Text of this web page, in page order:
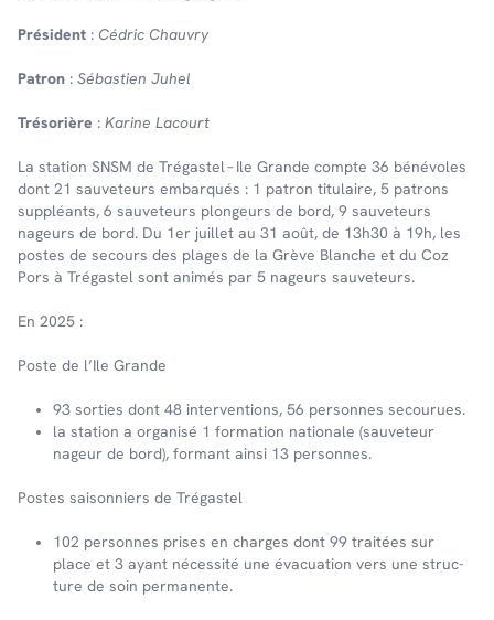
Président : Cédric Chauvry
Patron : Sébastien Juhel
Trésorière : Karine Lacourt
La station SNSM de Trégas­tel – Ile Grande compte 36 béné­voles
dont 21 sauve­teurs embarqués : 1 patron titu­laire, 5 patrons
suppléants, 6 sauve­teurs plon­geurs de bord, 9 sauve­teurs
nageurs de bord. Du 1er juillet au 31 août, de 13h30 à 19h, les
postes de secours des plages de la Grève Blanche et du Coz
Pors à Trégas­tel sont animés par 5 nageurs sauve­teurs.
En 2025 :
Poste de l’Ile Grande
93 sorties dont 48 interventions, 56 personnes secou­rues.
la station a orga­nisé 1 forma­tion natio­nale (sauve­teur
nageur de bord), formant ainsi 13 personnes.
Postes saison­niers de Trégas­tel
102 personnes prises en charges dont 99 trai­tées sur
place et 3 ayant néces­sité une évacua­tion vers une struc­
ture de soin perma­nente.